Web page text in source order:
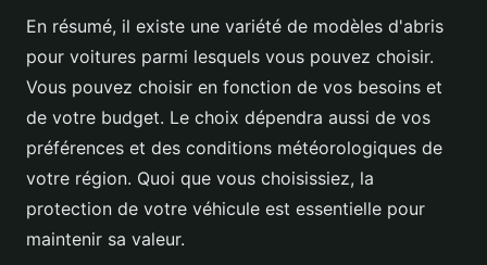
En résumé, il existe une variété de modèles d'abris
pour voitures parmi lesquels vous pouvez choisir.
Vous pouvez choisir en fonction de vos besoins et
de votre budget. Le choix dépendra aussi de vos
préférences et des conditions météorologiques de
votre région. Quoi que vous choisissiez, la
protection de votre véhicule est essentielle pour
maintenir sa valeur.